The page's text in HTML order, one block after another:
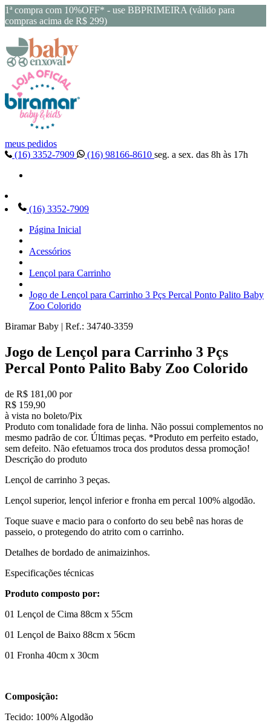
1ª compra com 10%OFF* - use BBPRIMEIRA (válido para
compras acima de R$ 299)
meus pedidos
(16) 3352-7909
(16) 98166-8610 seg. a sex. das 8h às 17h
(16) 3352-7909
Página Inicial
Acessórios
Lençol para Carrinho
Jogo de Lençol para Carrinho 3 Pçs Percal Ponto Palito Baby
Zoo Colorido
Biramar Baby | Ref.: 34740-3359
Jogo de Lençol para Carrinho 3 Pçs
Percal Ponto Palito Baby Zoo Colorido
de R$ 181,00 por
R$ 159,90
à vista no boleto/Pix
Produto com tonalidade fora de linha. Não possui complementos no
mesmo padrão de cor. Últimas peças. *Produto em perfeito estado,
sem defeito. Não efetuamos troca dos produtos dessa promoção!
Descrição do produto
Lençol de carrinho 3 peças.
Lençol superior, lençol inferior e fronha em percal 100% algodão.
Toque suave e macio para o conforto do seu bebê nas horas de
passeio, o protegendo do atrito com o carrinho.
Detalhes de bordado de animaizinhos.
Especificações técnicas
Produto composto por:
01 Lençol de Cima 88cm x 55cm
01 Lençol de Baixo 88cm x 56cm
01 Fronha 40cm x 30cm
Composição:
Tecido: 100% Algodão